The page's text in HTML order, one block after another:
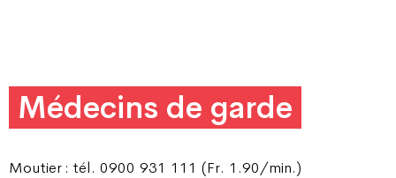
Médecins de garde
Moutier : tél. 0900 931 111 (Fr. 1.90/min.)